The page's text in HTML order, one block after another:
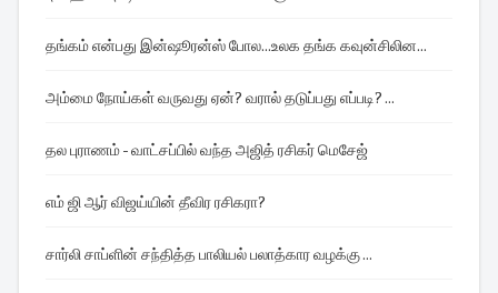
தங்கம் என்பது இன்ஷூரன்ஸ் போல...உலக தங்க கவுன்சிலின...
அம்மை நோய்கள் வருவது ஏன்? வரால் தடுப்பது எப்படி? ...
தல புராணம் - வாட்சப்பில் வந்த அஜித் ரசிகர் மெசேஜ்
எம் ஜி ஆர் விஜய்யின் தீவிர ரசிகரா?
சார்லி சாப்ளின் சந்தித்த பாலியல் பலாத்கார வழக்கு ...